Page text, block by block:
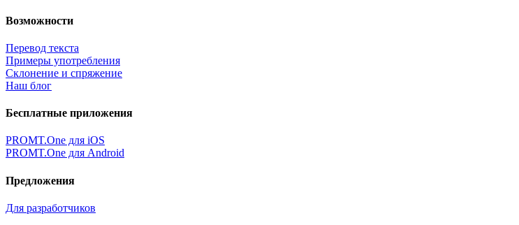
Возможности
Перевод текста
Примеры употребления
Склонение и спряжение
Наш блог
Бесплатные приложения
PROMT.One для iOS
PROMT.One для Android
Предложения
Для разработчиков